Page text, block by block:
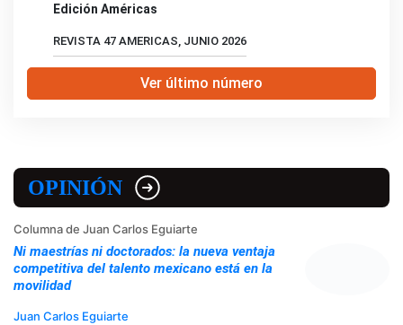
Edición Américas
REVISTA 47 AMERICAS, JUNIO 2026
Ver último número
OPINIÓN
Columna de Juan Carlos Eguiarte
Ni maestrías ni doctorados: la nueva ventaja
competitiva del talento mexicano está en la
movilidad
Juan Carlos Eguiarte